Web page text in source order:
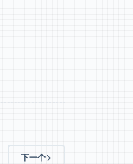
下一个